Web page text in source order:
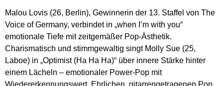
Malou Lovis (26, Berlin), Gewinnerin der 13. Staffel von The
Voice of Germany, verbindet in „when I’m with you“
emotionale Tiefe mit zeitgemäßer Pop-Ästhetik.
Charismatisch und stimmgewaltig singt Molly Sue (25,
Laboe) in „Optimist (Ha Ha Ha)“ über innere Stärke hinter
einem Lächeln – emotionaler Power-Pop mit
Wiedererkennungswert. Ehrlichen, gitarrengetragenen Pop